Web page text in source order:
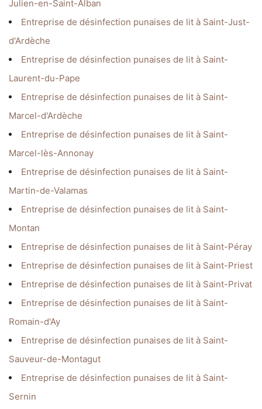
Julien-en-Saint-Alban
Entreprise de désinfection punaises de lit à Saint-Just-
d'Ardèche
Entreprise de désinfection punaises de lit à Saint-
Laurent-du-Pape
Entreprise de désinfection punaises de lit à Saint-
Marcel-d'Ardèche
Entreprise de désinfection punaises de lit à Saint-
Marcel-lès-Annonay
Entreprise de désinfection punaises de lit à Saint-
Martin-de-Valamas
Entreprise de désinfection punaises de lit à Saint-
Montan
Entreprise de désinfection punaises de lit à Saint-Péray
Entreprise de désinfection punaises de lit à Saint-Priest
Entreprise de désinfection punaises de lit à Saint-Privat
Entreprise de désinfection punaises de lit à Saint-
Romain-d'Ay
Entreprise de désinfection punaises de lit à Saint-
Sauveur-de-Montagut
Entreprise de désinfection punaises de lit à Saint-
Sernin